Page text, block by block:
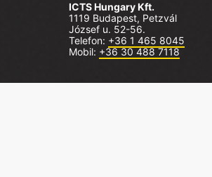
ICTS Hungary Kft.
1119 Budapest, Petzvál
József u. 52-56.
Telefon: +36 1 465 8045
Mobil: +36 30 488 7118